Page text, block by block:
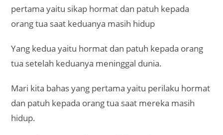
pertama yaitu sikap hormat dan patuh kepada
orang tua saat keduanya masih hidup
Yang kedua yaitu hormat dan patuh kepada orang
tua setelah keduanya meninggal dunia.
Mari kita bahas yang pertama yaitu perilaku hormat
dan patuh kepada orang tua saat mereka masih
hidup.